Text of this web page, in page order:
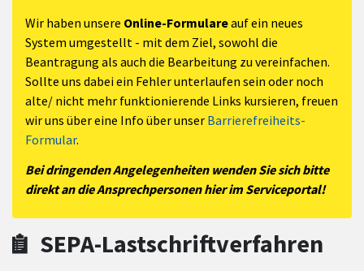
Wir haben unsere Online-Formulareauf ein neues
System umgestellt - mit dem Ziel, sowohl die
Beantragung als auch die Bearbeitung zu vereinfachen.
Sollte uns dabei ein Fehler unterlaufen sein oder noch
alte/ nicht mehr funktionierende Links kursieren, freuen
wir uns über eine Info über unser Barrierefreiheits-
Formular.
Bei dringenden Angelegenheiten wenden Sie sich bitte
direkt an die Ansprechpersonen hier im Serviceportal!
SEPA-Lastschriftverfahren